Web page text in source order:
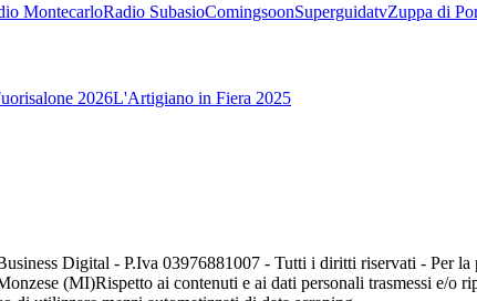
MontecarloRadio SubasioComingsoonSuperguidatvZuppa di
2026L'Artigiano in Fiera 2025
Digital - P.Iva 03976881007 - Tutti i diritti riservati - Per
(MI)Rispetto ai contenuti e ai dati personali trasmessi e/o